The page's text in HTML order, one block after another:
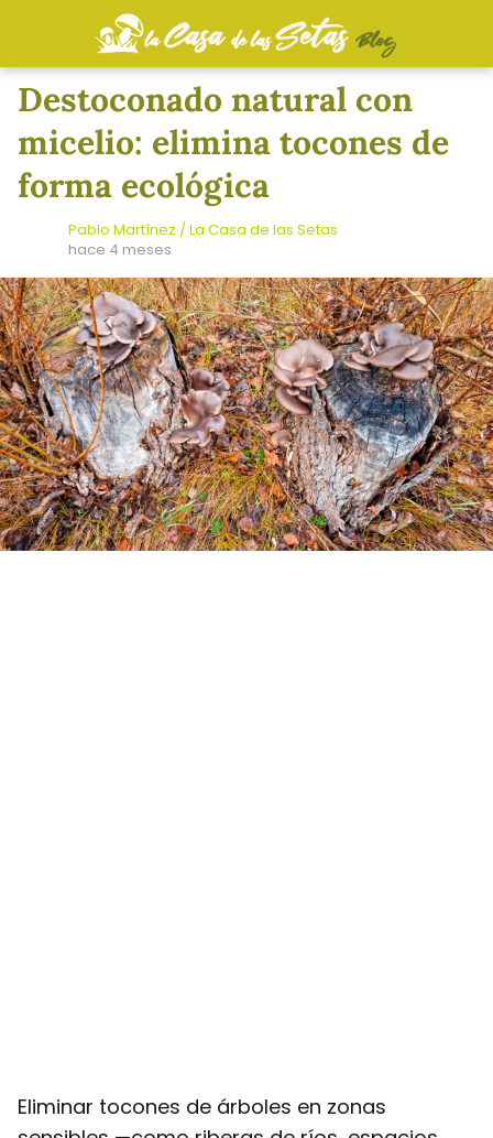
Destoconado natural con
micelio: elimina tocones de
forma ecológica
Pablo Martínez / La Casa de las Setas
hace 4 meses
Eliminar tocones de árboles en zonas